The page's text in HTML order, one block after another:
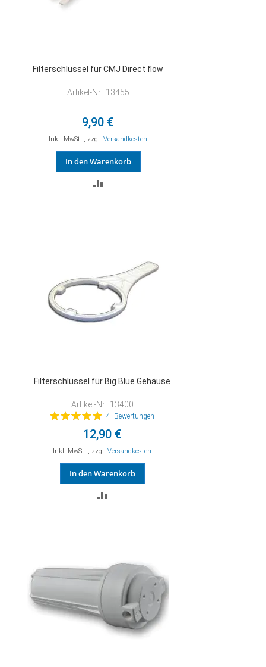
Filterschlüssel für CMJ Direct flow
Artikel-Nr.: 13455
9,90 €
Inkl. MwSt. , zzgl. Versandkosten
In den Warenkorb
Filterschlüssel für Big Blue Gehäuse
Artikel-Nr.: 13400
Bewertung:
4 Bewertungen
12,90 €
Inkl. MwSt. , zzgl.Versandkosten
In den Warenkorb